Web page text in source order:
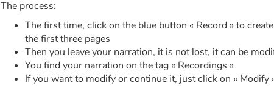
The process:
The first time, click on the blue button « Record » to
the first three pages
Then you leave your narration, it is not lost, it can be
You find your narration on the tag « Recordings »
If you want to modify or continue it, just click on « Modify